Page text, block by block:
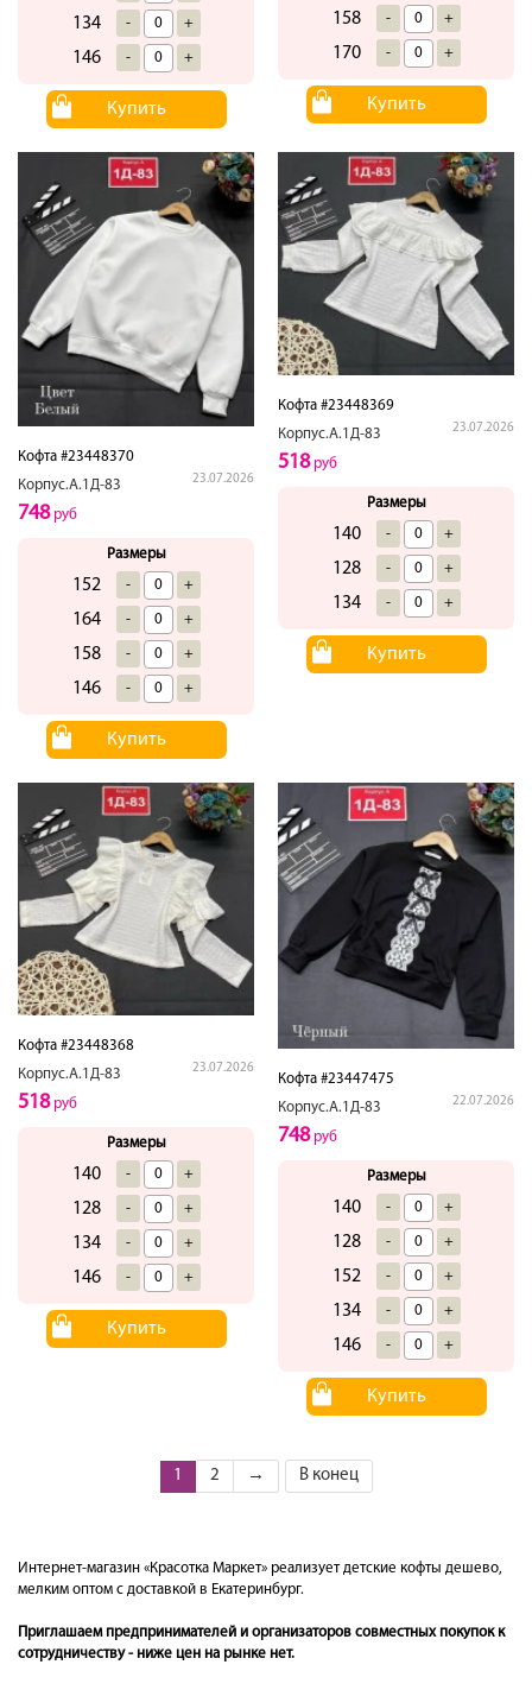
134 - +
146 - +
Купить
158 - +
170 - +
Купить
Кофта #23448370
Корпус.А.1Д-83
23.07.2026
748руб
Размеры
152 - +
164 - +
158 - +
146 - +
Купить
Кофта #23448369
Корпус.А.1Д-83
23.07.2026
518руб
Размеры
140 - +
128 - +
134 - +
Купить
Кофта #23448368
Корпус.А.1Д-83
23.07.2026
518руб
Размеры
140 - +
128 - +
134 - +
146 - +
Купить
Кофта #23447475
Корпус.А.1Д-83
22.07.2026
748руб
Размеры
140 - +
128 - +
152 - +
134 - +
146 - +
Купить
1 2 → В конец
Интернет-магазин «Красотка Маркет» реализует детские кофты дешево,
мелким оптом с доставкой в Екатеринбург.
Приглашаем предпринимателей и организаторов совместных покупок к
сотрудничеству - ниже цен на рынке нет.